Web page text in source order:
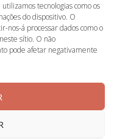
tecnologias como os
do dispositivo. O
nos-á processar dados como o
sítio. O não
pode afetar negativamente